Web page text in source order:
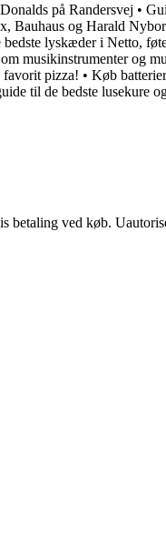
på Randersvej •
Bauhaus og Harald
bedste lyskæder i Netto,
musikinstrumenter og
favorit pizza! • Køb
til de bedste lusekure
betaling ved køb.